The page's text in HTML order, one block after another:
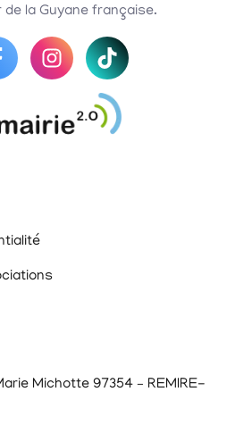
la Guyane française.
Michotte 97354 – REMIRE-